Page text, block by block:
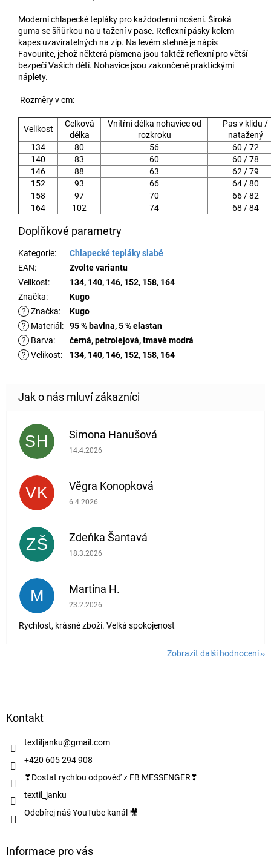
Moderní chlapecké tepláky pro každodenní nošení. Široká
guma se šňůrkou na u tažení v pase. Reflexní pásky kolem
kapes uzavíratelných na zip. Na levém stehně je nápis
Favourite, jehož některá písmena jsou taktéž reflexní pro větší
bezpečí Vašich dětí. Nohavice jsou zakončené praktickými
náplety.
Rozměry v cm:
Velikost
Celková
délka
Vnitřní délka nohavice od
rozkroku
Pas v klidu /
natažený
134
80 56
60 / 72
140
83 60
60 / 78
146
88 63
62 / 79
152
93 66
64 / 80
158
97 70
66 / 82
164
102 74 68 / 84
Doplňkové parametry
Kategorie:
Chlapecké tepláky slabé
EAN:
Zvolte variantu
Velikost:
134, 140, 146, 152, 158, 164
Značka:
Kugo
? Značka:
Kugo
?
Materiál :
95 % bavlna, 5 % elastan
?
Barva:
černá, petrolejová, tmavě modrá
? Velikost: 134, 140, 146, 152, 158, 164
SH Simona Hanušová
Hodnocení obchodu je 5 z 5 hvězdiček.
14.4.2026
VK Věgra Konopková
Hodnocení obchodu je 5 z 5 hvězdiček.
6.4.2026
ZŠ Zdeňka Šantavá
Hodnocení obchodu je 5 z 5 hvězdiček.
18.3.2026
M Martina H.
Hodnocení obchodu je 5 z 5 hvězdiček.
23.2.2026
Rychlost, krásné zboží. Velká spokojenost
Zobrazit další hodnocení
Kontakt
textiljanku@gmail.com
+420 605 294 908
❣Dostat rychlou odpověď z FB MESSENGER❣
textil_janku
Odebírej náš YouTube kanál 🎥
Informace pro vás